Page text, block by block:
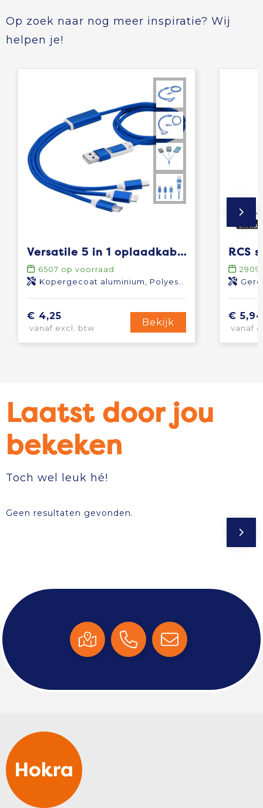
Op zoek naar nog meer inspiratie? Wij
helpen je!
Versatile 5 in 1 oplaadkabel
6507 op voorraad
Kopergecoat aluminium, Polyester
€ 4,25
vanaf excl. btw
Bekijk
2909
€ 5,94
vanaf
Laatst door jou
bekeken
Toch wel leuk hé!
Geen resultaten gevonden.